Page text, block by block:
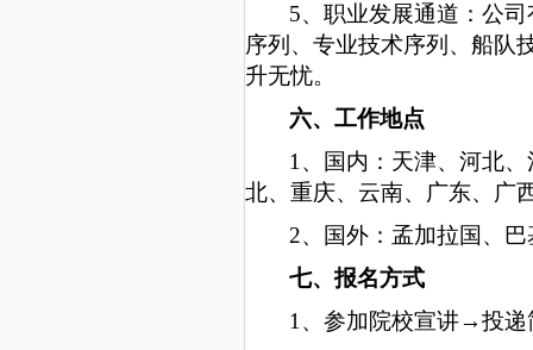
5、职业发展通道：公
序列、专业技术序列、船队
升无忧。
六、工作地点
1、国内：天津、河北
北、重庆、云南、广东、广
2、国外：孟加拉国、
七、报名方式
1、参加院校宣讲→投